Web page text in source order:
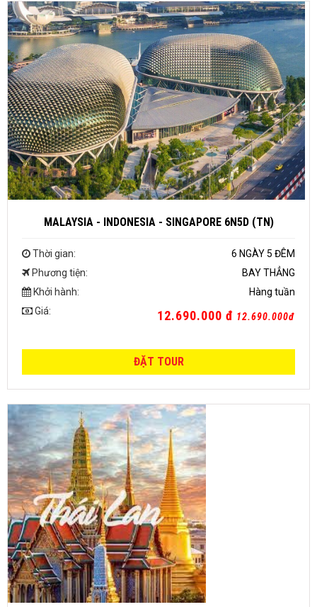
MALAYSIA - INDONESIA - SINGAPORE 6N5D (TN)
Thời gian:
6 NGÀY 5 ĐÊM
Phương tiện:
BAY THẲNG
Khởi hành:
Hàng tuần
Giá:
12.690.000 đ 12.690.000đ
ĐẶT TOUR